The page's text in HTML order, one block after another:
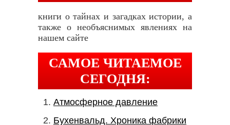
книги о тайнах и загадках истории, а
также о необъяснимых явлениях на
нашем сайте
САМОЕ ЧИТАЕМОЕ
СЕГОДНЯ:
Атмосферное давление
Бухенвальд. Хроника фабрики